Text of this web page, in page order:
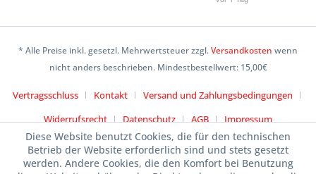
* Alle Preise inkl. gesetzl. Mehrwertsteuer zzgl.Versandkosten wenn
nicht anders beschrieben. Mindestbestellwert: 15,00€
Vertragsschluss Kontakt
Versand und Zahlungsbedingungen
Widerrufsrecht
Datenschutz AGB Impressum
Diese Website benutzt Cookies, die für den technischen
Betrieb der Website erforderlich sind und stets gesetzt
werden. Andere Cookies, die den Komfort bei Benutzung